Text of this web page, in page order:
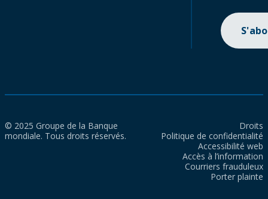
© 2025 Groupe de la Banque
mondiale. Tous droits réservés.
Droits
Politique de confidentialité
Accessibilité web
Accès à l’information
Courriers frauduleux
Porter plainte